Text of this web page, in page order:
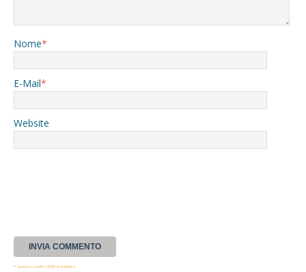
Nome*
E-Mail*
Website
* Questa casella GDPR è richiesta